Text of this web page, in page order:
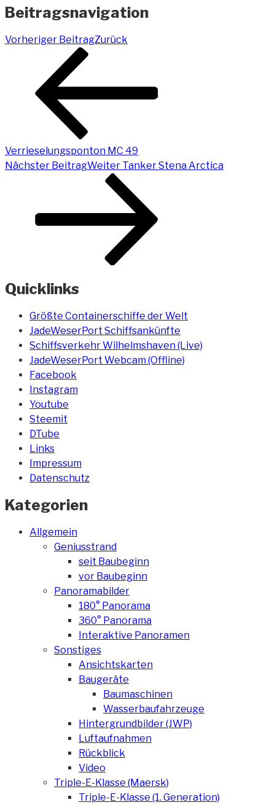
Beitragsnavigation
Vorheriger BeitragZurück
Verrieselungsponton MC 49
Nächster BeitragWeiter Tanker Stena Arctica
Quicklinks
Größte Containerschiffe der Welt
JadeWeserPort Schiffsankünfte
Schiffsverkehr Wilhelmshaven (Live)
JadeWeserPort Webcam (Offline)
Facebook
Instagram
Youtube
Steemit
DTube
Links
Impressum
Datenschutz
Kategorien
Allgemein
Geniusstrand
seit Baubeginn
vor Baubeginn
Panoramabilder
180° Panorama
360° Panorama
Interaktive Panoramen
Sonstiges
Ansichtskarten
Baugeräte
Baumaschinen
Wasserbaufahrzeuge
Hintergrundbilder (JWP)
Luftaufnahmen
Rückblick
Video
Triple-E-Klasse (Maersk)
Triple-E-Klasse (1. Generation)